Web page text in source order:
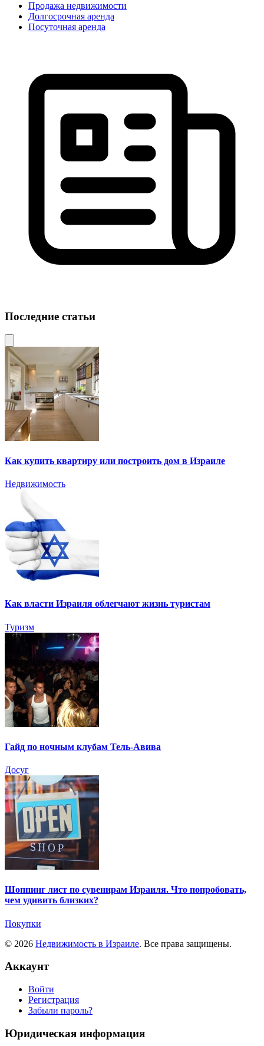
Продажа недвижимости
Долгосрочная аренда
Посуточная аренда
Последние статьи
Как купить квартиру или построить дом в Израиле
Недвижимость
Как власти Израиля облегчают жизнь туристам
Туризм
Гайд по ночным клубам Тель-Авива
Досуг
Шоппинг лист по сувенирам Израиля. Что попробовать,
чем удивить близких?
Покупки
© 2026 Недвижимость в Израиле. Все права защищены.
Аккаунт
Войти
Регистрация
Забыли пароль?
Юридическая информация